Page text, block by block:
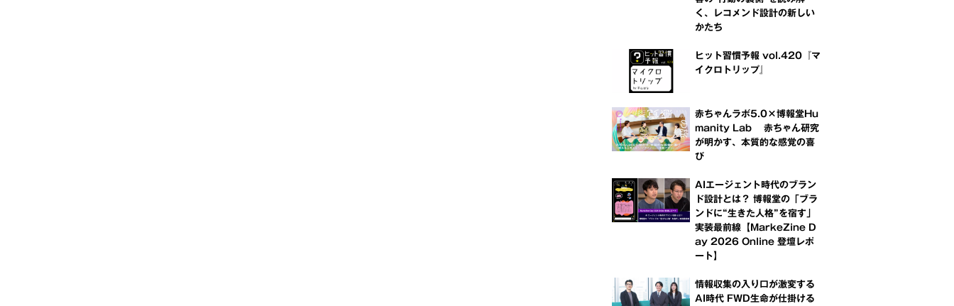
く、レコメンド設計の新しい
かたち
ヒット習慣予報 vol.420『マ
イクロトリップ』
赤ちゃんラボ5.0×博報堂Hu
manity Lab 赤ちゃん研究
が明かす、本質的な感覚の喜
び
AIエージェント時代のブラン
ド設計とは？ 博報堂の「ブラ
ンドに“生きた人格”を宿す」
実装最前線【MarkeZine D
ay 2026 Online 登壇レポ
ート】
情報収集の入り口が激変する
AI時代 FWD生命が仕掛ける